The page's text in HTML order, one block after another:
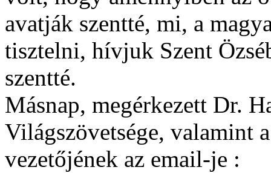
avatják szentté, mi, a
tisztelni, hívjuk Szent
szentté.
Másnap, megérkezett Dr.
Világszövetsége, valamint
vezetőjének az email-je :